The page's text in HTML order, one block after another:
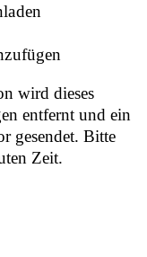
wird dieses
entfernt und ein
gesendet. Bitte
Zeit.